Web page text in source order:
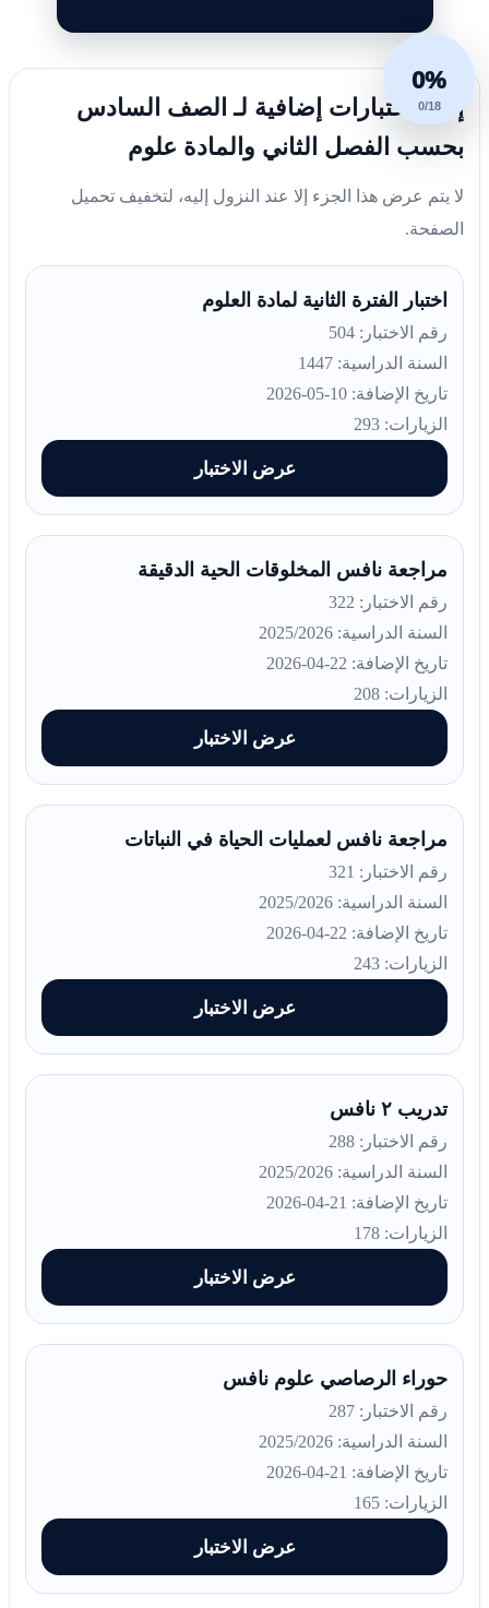
0%
0/18
إليك اختبارات إضافية لـ الصف السادس
بحسب الفصل الثاني والمادة علوم
لا يتم عرض هذا الجزء إلا عند النزول إليه، لتخفيف تحميل
الصفحة.
اختبار الفترة الثانية لمادة العلوم
رقم الاختبار: 504
السنة الدراسية: 1447
تاريخ الإضافة: 10-05-2026
الزيارات: 293
عرض الاختبار
مراجعة نافس المخلوقات الحية الدقيقة
رقم الاختبار: 322
السنة الدراسية: 2025/2026
تاريخ الإضافة: 22-04-2026
الزيارات: 208
عرض الاختبار
مراجعة نافس لعمليات الحياة في النباتات
رقم الاختبار: 321
السنة الدراسية: 2025/2026
تاريخ الإضافة: 22-04-2026
الزيارات: 243
عرض الاختبار
تدريب ٢ نافس
رقم الاختبار: 288
السنة الدراسية: 2025/2026
تاريخ الإضافة: 21-04-2026
الزيارات: 178
عرض الاختبار
حوراء الرصاصي علوم نافس
رقم الاختبار: 287
السنة الدراسية: 2025/2026
تاريخ الإضافة: 21-04-2026
الزيارات: 165
عرض الاختبار